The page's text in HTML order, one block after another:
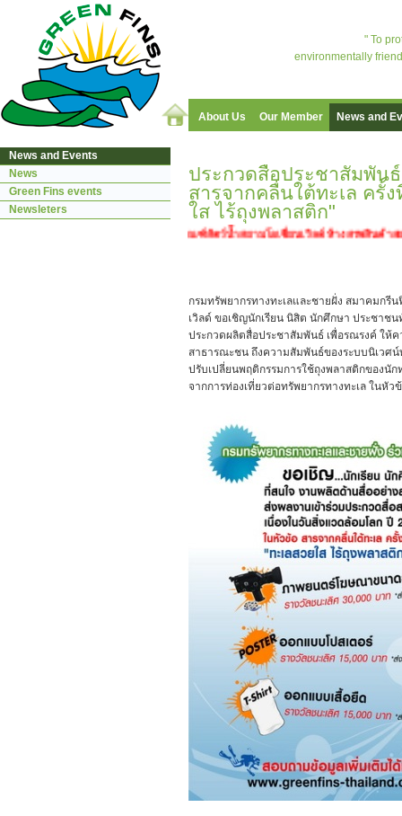
" To
environmentally
About Us Our Member News and
ประกวดสื่อประชาสัมพัน
สารจากคลื่นใต้ทะเล ครั้ง
ใส ไร้ถุงพลาสติก"
12.00 น. ในวันทะเลโลก ณ พิพิธภัณฑ์สัตว์น้ำสยามโอเชี่ยนเวิลด์ ห้างสรพสินค้าสยาม
กรมทรัพยากรทางทะเลและชายฝั่ง สมาคมกรี
เวิลด์ ขอเชิญนักเรียน นิสิต นักศึกษา ประชาช
ประกวดผลิตสื่อประชาสัมพันธ์ เพื่อรณรงค์ ให้
สาธารณะชน ถึงความสัมพันธ์ของระบบนิเวศน์
ปรับเปลี่ยนพฤติกรรมการใช้ถุงพลาสติกของนัก
จากการท่องเที่ยวต่อทรัพยากรทางทะเล ในหัว
News and Events
News
Green Fins events
Newsleters